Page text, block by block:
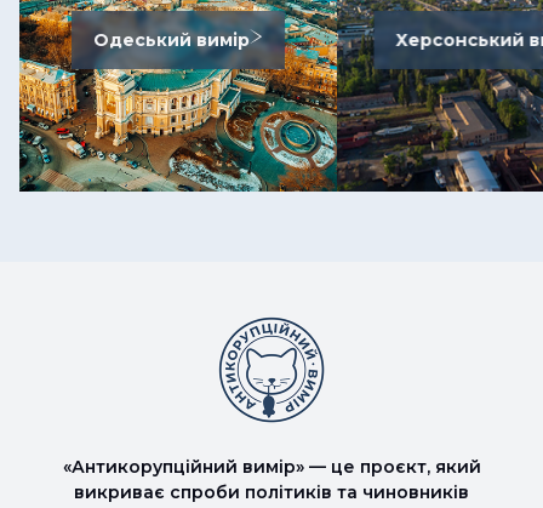
Одеський вимір Херсонський
«Антикорупційний вимір» — це проєкт, який
викриває спроби політиків та чиновників